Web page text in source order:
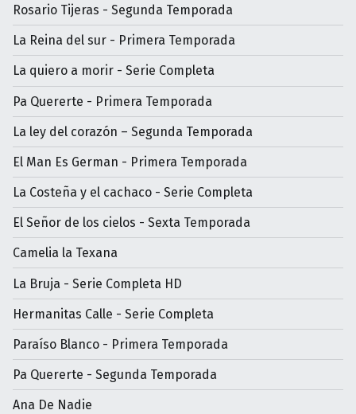
Rosario Tijeras - Segunda Temporada
La Reina del sur - Primera Temporada
La quiero a morir - Serie Completa
Pa Quererte - Primera Temporada
La ley del corazón – Segunda Temporada
El Man Es German - Primera Temporada
La Costeña y el cachaco - Serie Completa
El Señor de los cielos - Sexta Temporada
Camelia la Texana
La Bruja - Serie Completa HD
Hermanitas Calle - Serie Completa
Paraíso Blanco - Primera Temporada
Pa Quererte - Segunda Temporada
Ana De Nadie